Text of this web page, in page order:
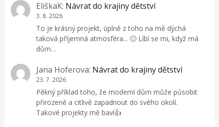
EliškaK: Návrat do krajiny dětství
3. 8. 2026
To je krásný projekt, úplně z toho na mě dýchá
taková příjemná atmosféra... 🙂 Líbí se mi, když má
dům…
Jana Hoferova: Návrat do krajiny dětství
23. 7. 2026
Pěkný příklad toho, že moderní dům může působit
přirozeně a citlivě zapadnout do svého okolí.
Takové projekty mě baví👍